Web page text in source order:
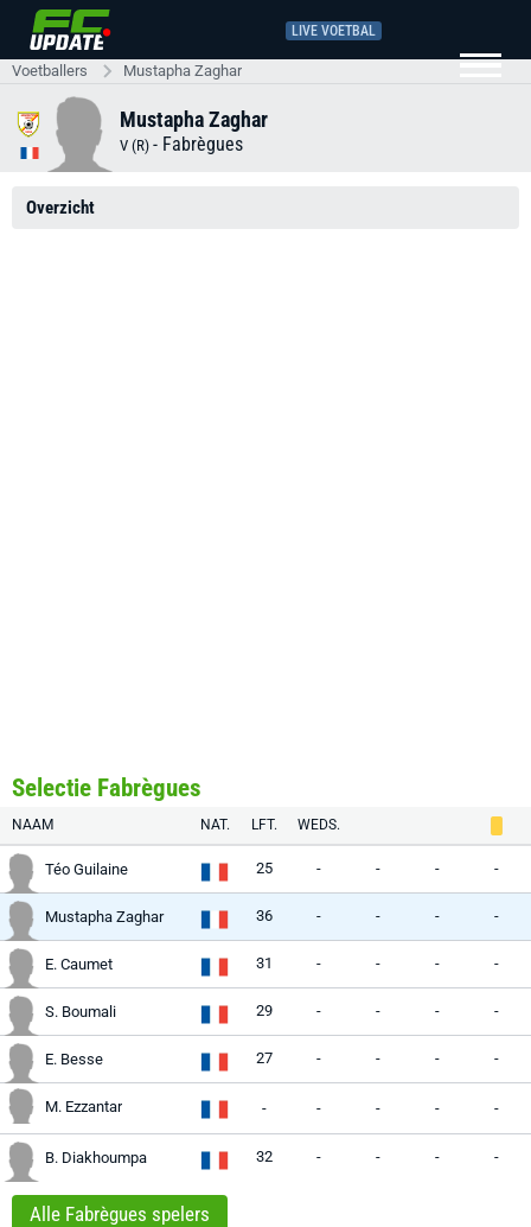
LIVE VOETBAL
Voetballers Mustapha Zaghar
Mustapha Zaghar
V (R) - Fabrègues
Overzicht
Selectie Fabrègues
NAAM NAT. LFT. WEDS.
Téo Guilaine 25 - - - -
Mustapha Zaghar 36 - - - -
E. Caumet 31 - - - -
S. Boumali 29 - - - -
E. Besse 27 - - - -
M. Ezzantar - - - - -
B. Diakhoumpa 32 - - - -
Alle Fabrègues spelers